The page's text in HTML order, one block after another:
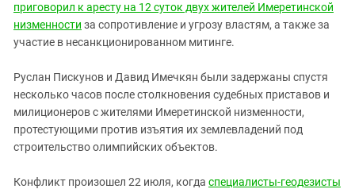
приговорил к аресту на 12 суток двух жителей Имеретинской
низменности за сопротивление и угрозу властям, а также за
участие в несанкционированном митинге.
Руслан Пискунов и Давид Имечкян были задержаны спустя
несколько часов после столкновения судебных приставов и
милиционеров с жителями Имеретинской низменности,
протестующими против изъятия их землевладений под
строительство олимпийских объектов.
Конфликт произошел 22 июля, когда специалисты-геодезисты